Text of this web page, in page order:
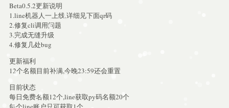
Beta0.5.2更新说明
1.line机器人一上线,详细见下面qr码
2.修复cli调用问题
3.完成无缝升级
4.修复几处bug
更新福利
12个名额目前补满,今晚23:59还会重置
目前状态
每日免费名额12个,line获取py码名额20个